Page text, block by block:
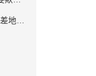
友：